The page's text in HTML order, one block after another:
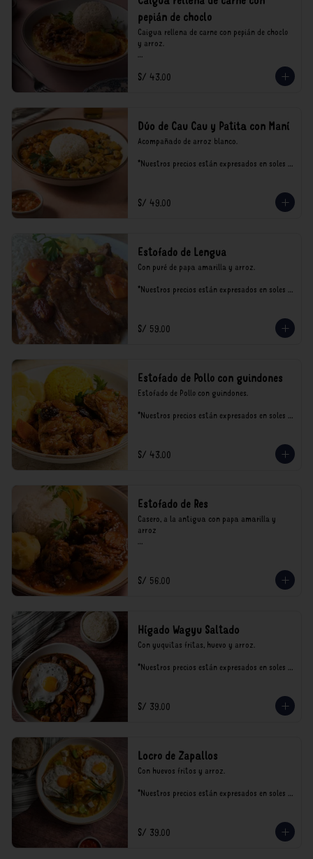
pepián de choclo
Caigua rellena de carne con pepián de choclo
y arroz.
*Nuestros precios están expresados en soles e
incluyen impuestos de ley y recargo al
S/ 43.00
Dúo de Cau Cau y Patita con Maní
Acompañado de arroz blanco.
*Nuestros precios están expresados en soles e
S/ 49.00
Estofado de Lengua
Con puré de papa amarilla y arroz.
*Nuestros precios están expresados en soles e
S/ 59.00
Estofado de Pollo con guindones
Estofado de Pollo con guindones.
*Nuestros precios están expresados en soles e
S/ 43.00
Estofado de Res
Casero, a la antigua con papa amarilla y
arroz
consumo.
S/ 56.00
Hígado Wagyu Saltado
Con yuquitas fritas, huevo y arroz.
*Nuestros precios están expresados en soles e
S/ 39.00
Locro de Zapallos
Con huevos fritos y arroz.
*Nuestros precios están expresados en soles e
S/ 39.00